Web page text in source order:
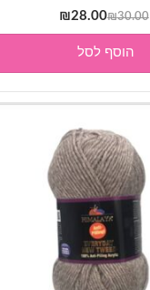
₪30.00
המחיר
המקורי
היה:
₪30.00.
₪28.00
הנוכחי
₪28.00.
הוסף לסל